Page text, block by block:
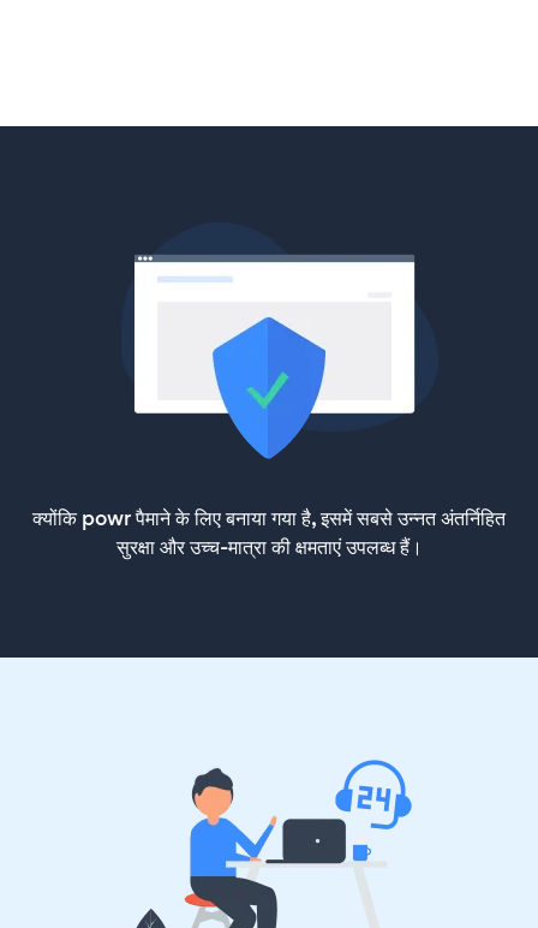
क्योंकि powr पैमाने के लिए बनाया गया है, इसमें सबसे उन्नत अंतर्निहित
सुरक्षा और उच्च-मात्रा की क्षमताएं उपलब्ध हैं।